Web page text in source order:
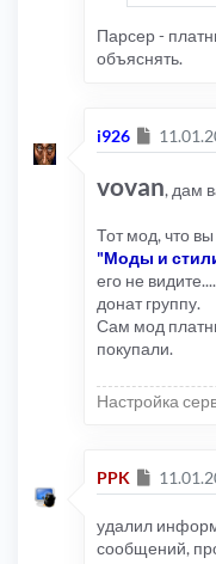
Парсер -
объяснять.
i926
vovan, дам
Тот мод, что
"Моды и
его не
донат группу.
Сам мод
покупали.
Настройка
PPK
удалил
сообщений,